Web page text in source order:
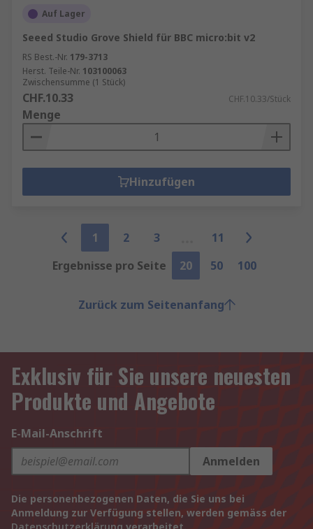
Auf Lager
Seeed Studio Grove Shield für BBC micro:bit v2
RS Best.-Nr. 179-3713
Herst. Teile-Nr. 103100063
Zwischensumme (1 Stück)
CHF.10.33 CHF.10.33/Stück
Menge
Hinzufügen
1 2 3
11
Ergebnisse pro Seite
20 50 100
Zurück zum Seitenanfang
Exklusiv für Sie unsere neuesten
Produkte und Angebote
E-Mail-Anschrift
Anmelden
Die personenbezogenen Daten, die Sie uns bei
Anmeldung zur Verfügung stellen, werden gemäss der